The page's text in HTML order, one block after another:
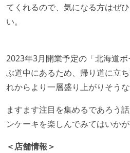
てくれるので、気になる方はぜ
い。
2023年3月開業予定の「北海道
ぶ道中にあるため、帰り道に立
れからより一層盛り上がりそうな
ますます注目を集めるであろう
ンケーキを楽しんでみてはいか
＜店舗情報＞